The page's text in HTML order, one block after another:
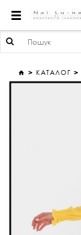
КАТАЛОГ
ЛЕГКА СУКНЯ МІДІ ЖОВТОГО КОЛЬОРУ